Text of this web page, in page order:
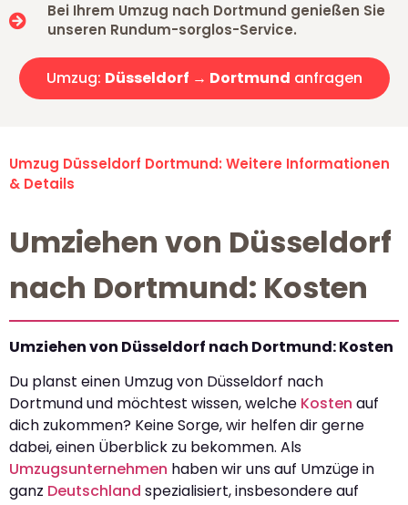
Bei Ihrem Umzug nach Dortmund genießen Sie
unseren Rundum-sorglos-Service.
Umzug: Düsseldorf → Dortmund anfragen
Umzug Düsseldorf Dortmund: Weitere Informationen
& Details
Umziehen von Düsseldorf
nach Dortmund: Kosten
Umziehen von Düsseldorf nach Dortmund: Kosten
Du planst einen Umzug von Düsseldorf nach
Dortmund und möchtest wissen, welche Kosten auf
dich zukommen? Keine Sorge, wir helfen dir gerne
dabei, einen Überblick zu bekommen. Als
Umzugsunternehmen haben wir uns auf Umzüge in
ganz Deutschland spezialisiert, insbesondere auf